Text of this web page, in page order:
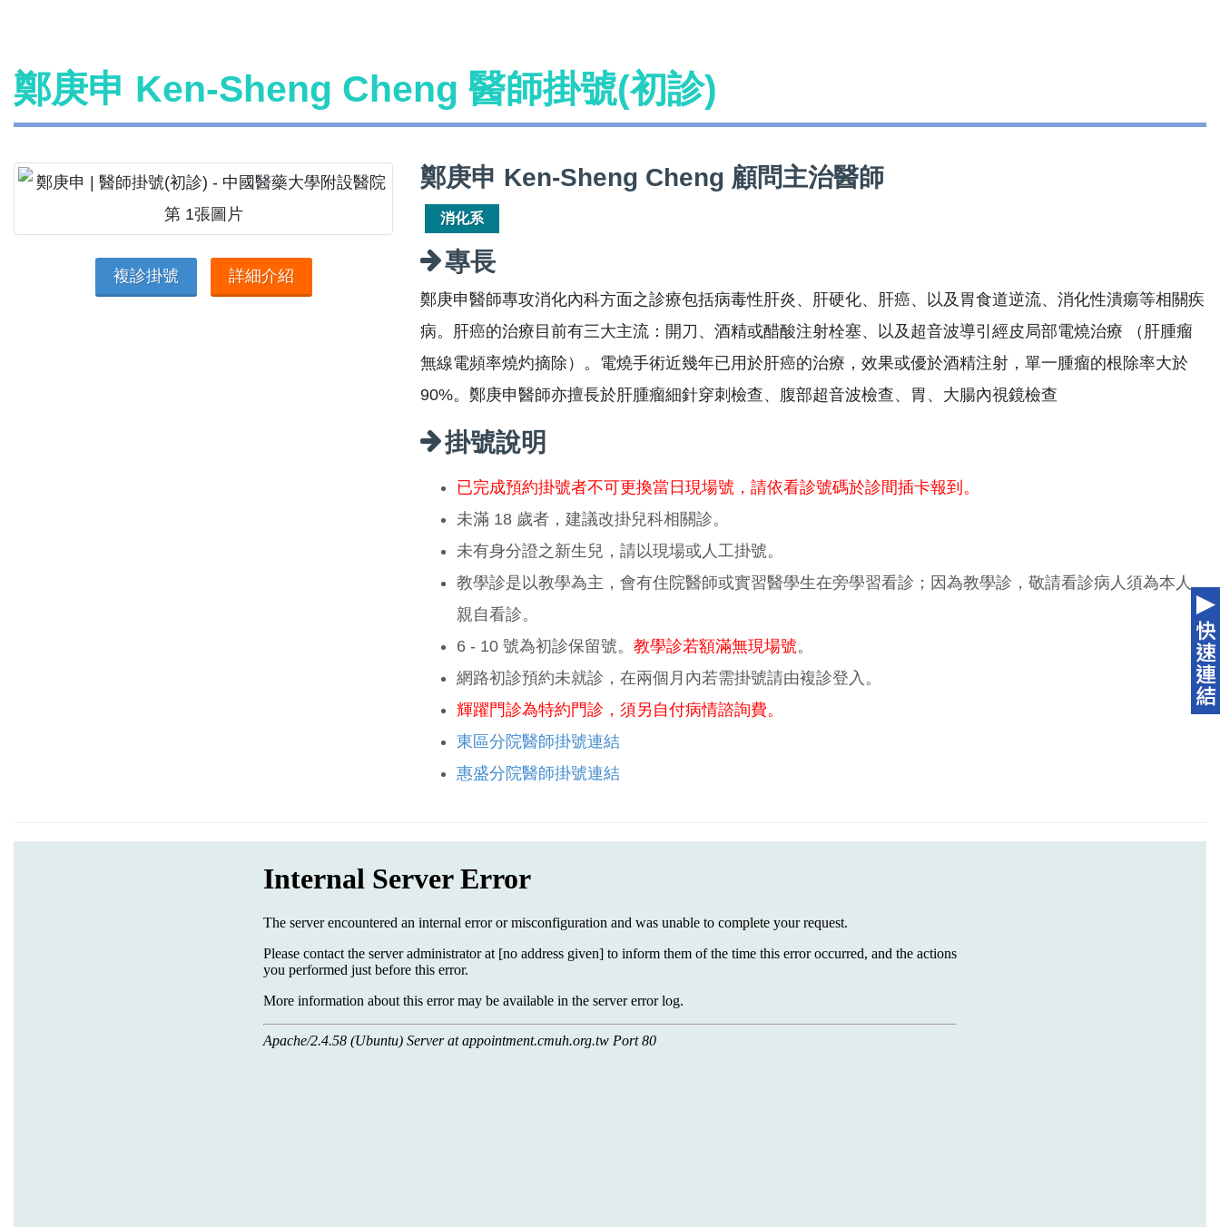
鄭庚申 Ken-Sheng Cheng 醫師掛號(初診)
複診掛號 詳細介紹
鄭庚申 Ken-Sheng Cheng 顧問主治醫師
消化系
專長
鄭庚申醫師專攻消化內科方面之診療包括病毒性肝炎、肝硬化、肝癌、以及胃食道逆流、消化性潰瘍等相關疾
病。肝癌的治療目前有三大主流：開刀、酒精或醋酸注射栓塞、以及超音波導引經皮局部電燒治療 （肝腫瘤
無線電頻率燒灼摘除）。電燒手術近幾年已用於肝癌的治療，效果或優於酒精注射，單一腫瘤的根除率大於
90%。鄭庚申醫師亦擅長於肝腫瘤細針穿刺檢查、腹部超音波檢查、胃、大腸內視鏡檢查
掛號說明
已完成預約掛號者不可更換當日現場號，請依看診號碼於診間插卡報到。
未滿 18 歲者，建議改掛兒科相關診。
未有身分證之新生兒，請以現場或人工掛號。
教學診是以教學為主，會有住院醫師或實習醫學生在旁學習看診；因為教學診，敬請看診病人須為本人
親自看診。
6 - 10 號為初診保留號。 教學診若額滿無現場號。
網路初診預約未就診，在兩個月內若需掛號請由複診登入。
輝躍門診為特約門診，須另自付病情諮詢費。
東區分院醫師掛號連結
惠盛分院醫師掛號連結